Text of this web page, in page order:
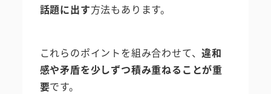
話題に出す方法もあります。
これらのポイントを組み合わせて、違和
感や矛盾を少しずつ積み重ねることが重
要です。